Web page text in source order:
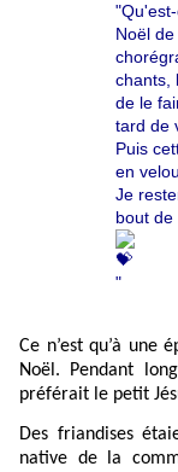
Noël
chants,
de le
tard de
Puis
en
Je
bout de
"
Ce n’est qu’à une
Noël. Pendant
préférait le petit
Des friandises
native de la